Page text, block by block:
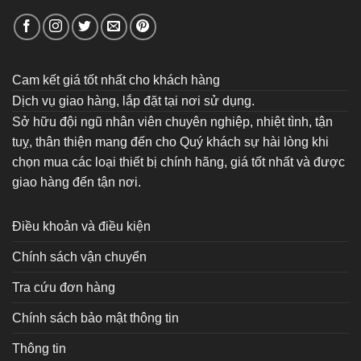
Cam kết giá tốt nhất cho khách hàng
Dịch vụ giao hàng, lắp đặt tại nơi sử dụng.
Sở hữu đội ngũ nhân viên chuyên nghiệp, nhiệt tình, tận
tuỵ, thân thiện mang đến cho Quý khách sự hài lòng khi
chọn mua các loại thiết bị chính hãng, giá tốt nhất và được
giao hàng đến tận nơi.
Điều khoản và điều kiện
Chính sách vận chuyển
Tra cứu đơn hàng
Chính sách bảo mật thông tin
Thông tin